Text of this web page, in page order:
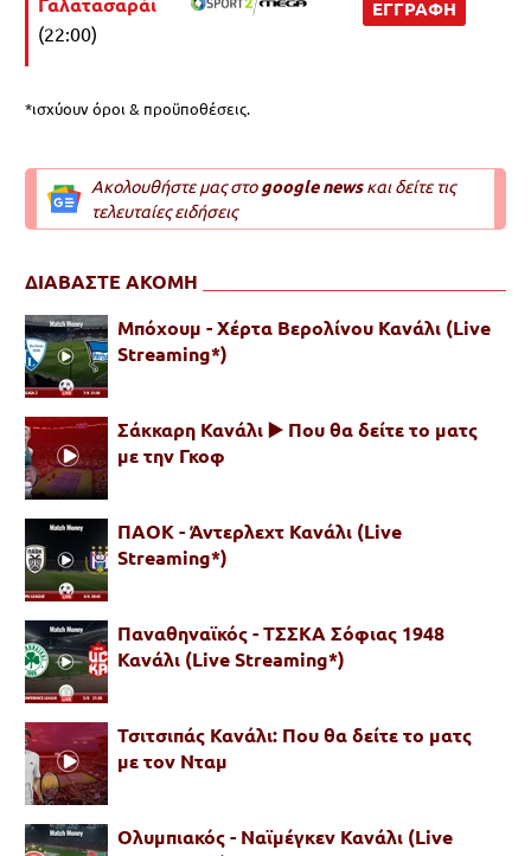
(22:00)
ΕΓΓΡΑΦΗ
*ισχύουν όροι & προϋποθέσεις.
Ακολουθήστε μας στοgoogle newsκαι δείτε τις
τελευταίες ειδήσεις
ΔΙΑΒΑΣΤΕ ΑΚΟΜΗ
Μπόχουμ - Χέρτα Βερολίνου Κανάλι (Live
Streaming*)
Σάκκαρη Κανάλι ▶️ Που θα δείτε το ματς
με την Γκοφ
ΠΑΟΚ - Άντερλεχτ Κανάλι (Live
Streaming*)
Παναθηναϊκός - ΤΣΣΚΑ Σόφιας 1948
Κανάλι (Live Streaming*)
Τσιτσιπάς Κανάλι: Που θα δείτε το ματς
με τον Νταμ
Ολυμπιακός - Ναϊμέγκεν Κανάλι (Live